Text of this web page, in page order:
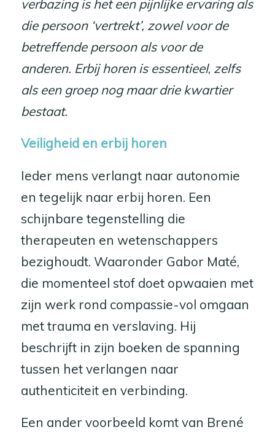
verbazing is het een pijnlijke ervaring als
die persoon ‘vertrekt’, zowel voor de
betreffende persoon als voor de
anderen. Erbij horen is essentieel, zelfs
als een groep nog maar drie kwartier
bestaat.
Veiligheid en erbij horen
Ieder mens verlangt naar autonomie
en tegelijk naar erbij horen. Een
schijnbare tegenstelling die
therapeuten en wetenschappers
bezighoudt. Waaronder Gabor Maté,
die momenteel stof doet opwaaien met
zijn werk rond compassie-vol omgaan
met trauma en verslaving. Hij
beschrijft in zijn boeken de spanning
tussen het verlangen naar
authenticiteit en verbinding.
Een ander voorbeeld komt van Brené